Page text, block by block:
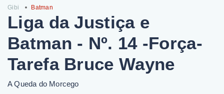
Gibi Batman
Liga da Justiça e
Batman - Nº. 14 -Força-
Tarefa Bruce Wayne
A Queda do Morcego